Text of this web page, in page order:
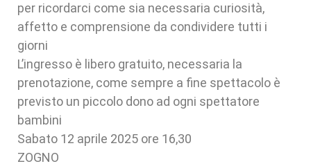
per ricordarci come sia necessaria curiosità,
affetto e comprensione da condividere tutti i
giorni
L’ingresso è libero gratuito, necessaria la
prenotazione, come sempre a fine spettacolo è
previsto un piccolo dono ad ogni spettatore
bambini
Sabato 12 aprile 2025 ore 16,30
ZOGNO